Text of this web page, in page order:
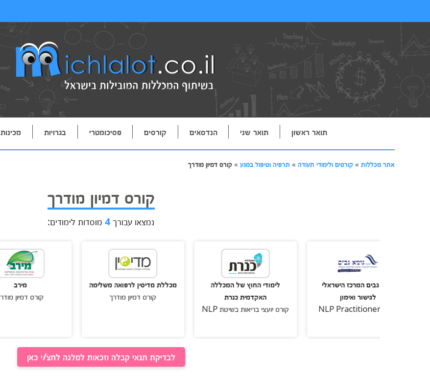
תואר ראשון תואר שני הנדסאים קורסים פסיכומטרי בגרויות מכינות
אתר מכללות » קורסים ולימודי תעודה » תרפיה וטיפול במגע » קורס דמיון מודרך
קורס דמיון מודרך
נמצאו עבורך4 מוסדות לימודים:
גבים המרכז הישראלי
לימודי החוץ של המכללה
קורס יועצי בריאות בשיטת NLP
מכללת מדיסין לרפואה משלימה
קורס דמיון מודרך
קורס דמיון מודרך
לבדיקת תנאי קבלה וזכאות למלגה לחצ/י כאן